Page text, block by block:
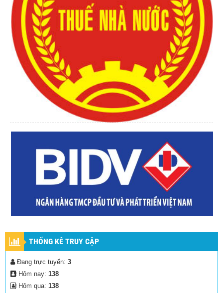
THỐNG KÊ TRUY CẬP
Đang trực tuyến: 3
Hôm nay: 138
Hôm qua: 138